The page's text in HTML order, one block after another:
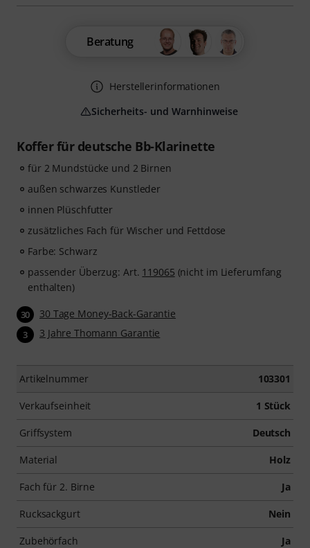
Koffer für deutsche Bb-Klarinette
für 2 Mundstücke und 2 Birnen
außen schwarzes Kunstleder
innen Plüschfutter
zusätzliches Fach für Wischer und Fettdose
Farbe: Schwarz
passender Überzug: Art. 119065 (nicht im Lieferumfang
enthalten)
30 30 Tage Money-Back-Garantie
3 3 Jahre Thomann Garantie
Artikelnummer 103301
Verkaufseinheit 1 Stück
Griffsystem Deutsch
Material Holz
Fach für 2. Birne Ja
Rucksackgurt Nein
Zubehörfach Ja
Beratung
Herstellerinformationen
Sicherheits- und Warnhinweise